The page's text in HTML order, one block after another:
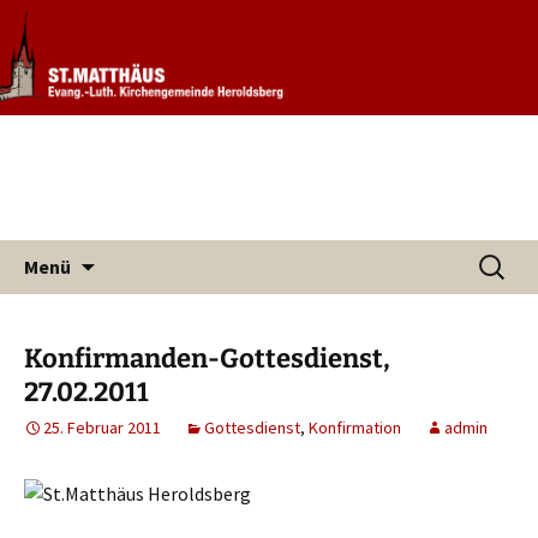
Evang. Kirchengemeinde St.
Matthäus Heroldsberg
Informationen rund um unsere
Kirchengemeinde
Menü
Suchen
nach:
Konfirmanden-Gottesdienst,
27.02.2011
25. Februar 2011 Gottesdienst, Konfirmation admin